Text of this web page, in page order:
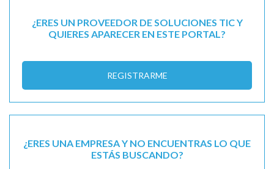
¿ERES UN PROVEEDOR DE SOLUCIONES TIC Y
QUIERES APARECER EN ESTE PORTAL?
REGISTRARME
¿ERES UNA EMPRESA Y NO ENCUENTRAS LO QUE
ESTÁS BUSCANDO?